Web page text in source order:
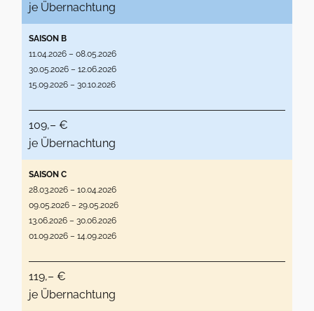
je Übernachtung
SAISON B
11.04.2026 – 08.05.2026
30.05.2026 – 12.06.2026
15.09.2026 – 30.10.2026
109,– €
je Übernachtung
SAISON C
28.03.2026 – 10.04.2026
09.05.2026 – 29.05.2026
13.06.2026 – 30.06.2026
01.09.2026 – 14.09.2026
119,– €
je Übernachtung